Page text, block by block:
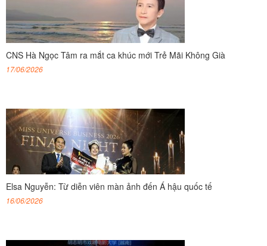
CNS Hà Ngọc Tâm ra mắt ca khúc mới Trẻ Mãi Không Già
17/06/2026
Elsa Nguyễn: Từ diễn viên màn ảnh đến Á hậu quốc tế
16/06/2026